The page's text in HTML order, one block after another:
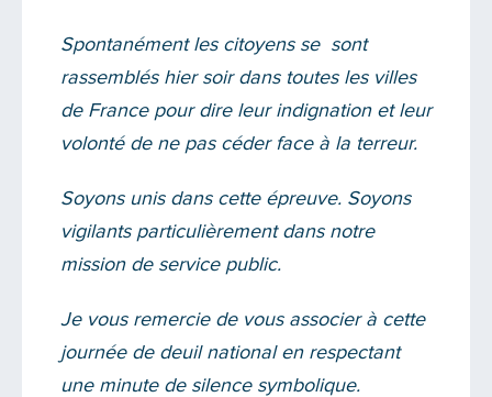
Spontanément les citoyens se sont
rassemblés hier soir dans toutes les villes
de France pour dire leur indignation et leur
volonté de ne pas céder face à la terreur.
Soyons unis dans cette épreuve. Soyons
vigilants particulièrement dans notre
mission de service public.
Je vous remercie de vous associer à cette
journée de deuil national en respectant
une minute de silence symbolique.